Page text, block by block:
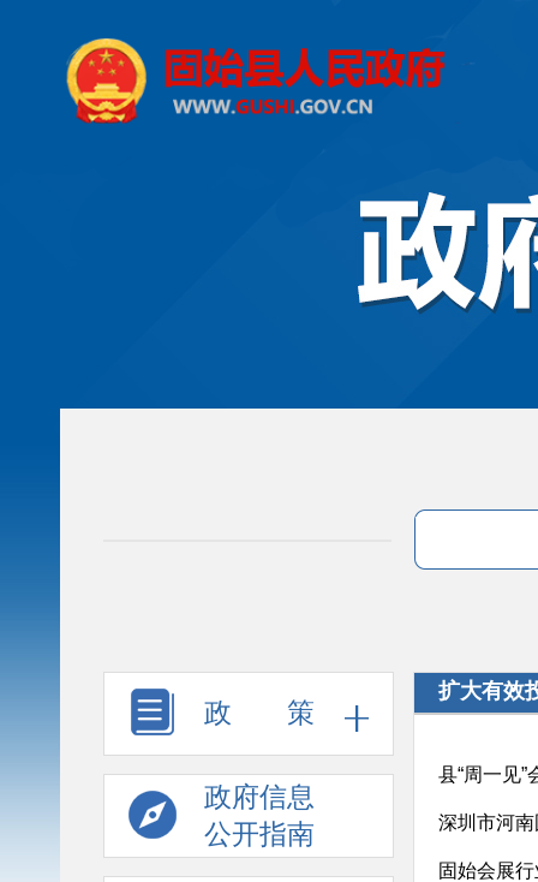
政 策
政府信息
公开指南
扩大有效
县“周一见”
深圳市河
固始会展